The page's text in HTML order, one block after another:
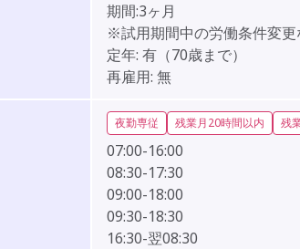
期間:3ヶ月
※試用期間中の労働条件変更
定年: 有（70歳まで）
再雇用: 無
夜勤専従 残業月20時間以内 残
07:00-16:00
08:30-17:30
09:00-18:00
09:30-18:30
16:30-翌08:30